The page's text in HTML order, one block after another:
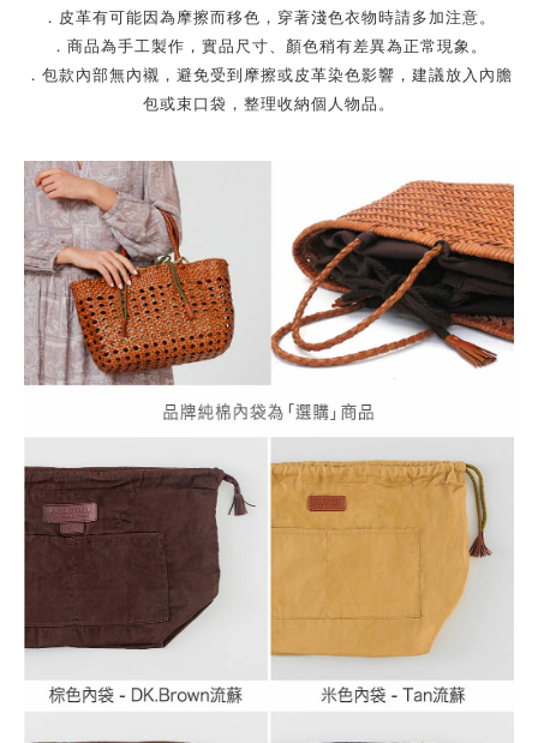
．皮革有可能因為摩擦而移色，穿著淺色衣物時請多加注意。
．商品為手工製作，實品尺寸、顏色稍有差異為正常現象。
．包款內部無內襯，避免受到摩擦或皮革染色影響，建議放入內膽
包或束口袋，整理收納個人物品。